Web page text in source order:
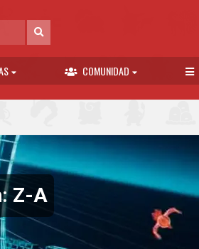
COMUNIDAD
Z-A